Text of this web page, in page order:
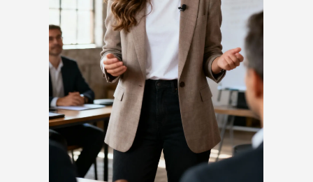
Avatar Video
AI Video
Fotoğraf
Diğer Araçlar
Tüm şablonları görüntüle